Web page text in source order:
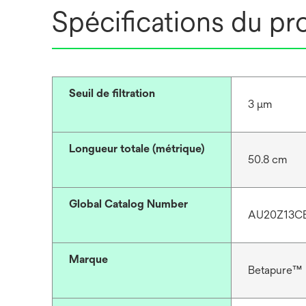
Spécifications du
Seuil de filtration
3 μm
Longueur totale (métrique)
50.8 cm
Global Catalog Number
Marque
Betapure™